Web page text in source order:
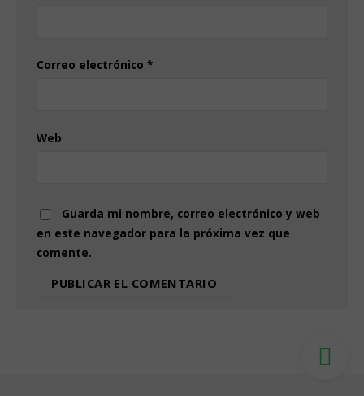
Correo electrónico *
Web
Guarda mi nombre, correo electrónico y web
en este navegador para la próxima vez que
comente.